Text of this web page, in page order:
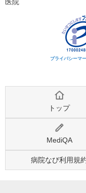
医院
プライバシーマ
トップ
MediQA
病院なび利用規